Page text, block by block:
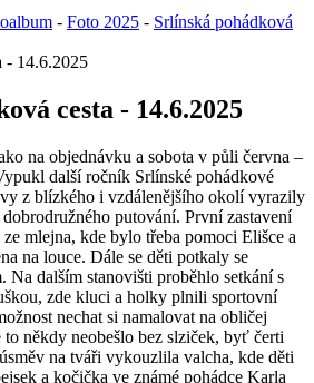
- Foto 2025 - Srlínská pohádková
- 14.6.2025
cesta - 14.6.2025
na objednávku a sobota v půli června –
další ročník Srlínské pohádkové
z blízkého i vzdálenějšího okolí vyrazily
putování. První zastavení
mlejna, kde bylo třeba pomoci Elišce a
na louce. Dále se děti potkaly se
dalším stanovišti proběhlo setkání s
zde kluci a holky plnili sportovní
nechat si namalovat na obličej
to někdy neobešlo bez slziček, byť čerti
na tváři vykouzlila valcha, kde děti
a kočička ve známé pohádce Karla